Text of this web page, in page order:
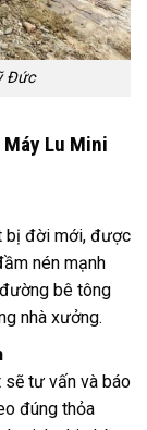
Đức
Máy Lu Mini
bị đời mới, được
nén mạnh
bê tông
nhà xưởng.
sẽ tư vấn và báo
đúng thỏa